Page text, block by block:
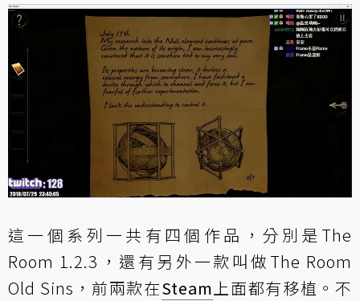
這一個系列一共有四個作品，分別是The
Room 1.2.3，還有另外一款叫做The Room
Old Sins，前兩款在Steam 上面都有移植。不